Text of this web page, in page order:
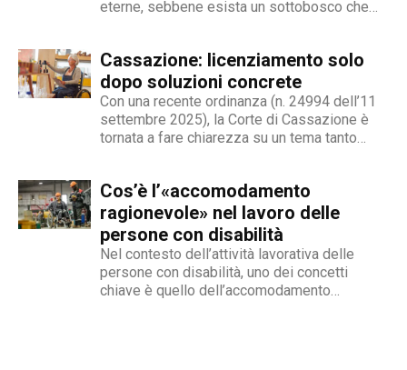
contraddistingue per la dedizione al fact
redattore del nostro magazine online.
eterne, sebbene esista un sottobosco che
un’opzione commerciale né un dato di di fatto,
ma...
Cassazione: licenziamento solo
dopo soluzioni concrete
Con una recente ordinanza (n. 24994 dell’11
settembre 2025), la Corte di Cassazione è
tornata a fare chiarezza su un tema tanto
che, a causa di una sopraggiunta disabilità,
non è più...
Cos’è l’«accomodamento
ragionevole» nel lavoro delle
persone con disabilità
Nel contesto dell’attività lavorativa delle
persone con disabilità, uno dei concetti
chiave è quello dell’accomodamento